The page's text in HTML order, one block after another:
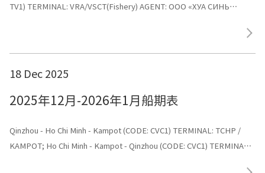
TV1) TERMINAL: VRA/VSCT(Fishery) AGENT: ООО «ХУА СИНЬ
18 Dec 2025
2025年12月-2026年1月船期表
Qinzhou - Ho Chi Minh - Kampot (CODE: CVC1) TERMINAL: TCHP /
KAMPOT; Ho Chi Minh - Kampot - Qinzhou (CODE: CVC1) TERMINAL: